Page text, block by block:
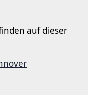
auf dieser